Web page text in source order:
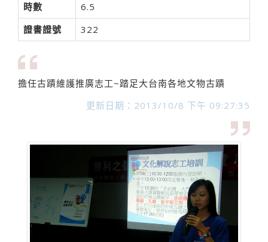
時數
6.5
證書證號
322
擔任古蹟維護推廣志工~踏足大台南各地文物古蹟
更新日期：2013/10/8 下午 09:27:35